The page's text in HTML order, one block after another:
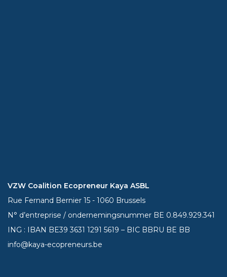
VZW Coalition Ecopreneur Kaya ASBL
Rue Fernand Bernier 15 - 1060 Brussels
N° d’entreprise / ondernemingsnummer BE 0.849.929.341
ING : IBAN BE393631 1291 5619 – BIC BBRU BE BB
info@kaya-ecopreneurs.be